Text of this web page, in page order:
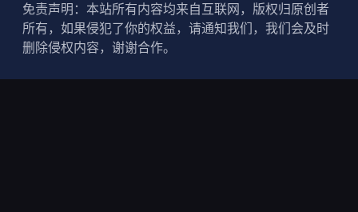
免责声明：本站所有内容均来自互联网，版权归原创者
所有，如果侵犯了你的权益，请通知我们，我们会及时
删除侵权内容，谢谢合作。